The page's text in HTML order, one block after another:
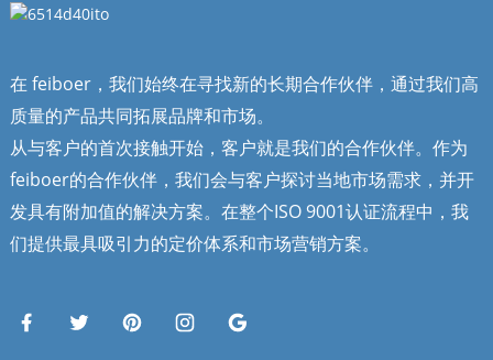
在 feiboer，我们始终在寻找新的长期合作伙伴，通过我们高
质量的产品共同拓展品牌和市场。
从与客户的首次接触开始，客户就是我们的合作伙伴。作为
feiboer的合作伙伴，我们会与客户探讨当地市场需求，并开
发具有附加值的解决方案。在整个ISO 9001认证流程中，我
们提供最具吸引力的定价体系和市场营销方案。